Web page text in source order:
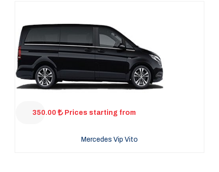
350.00 Prices starting from
Mercedes Vip Vito